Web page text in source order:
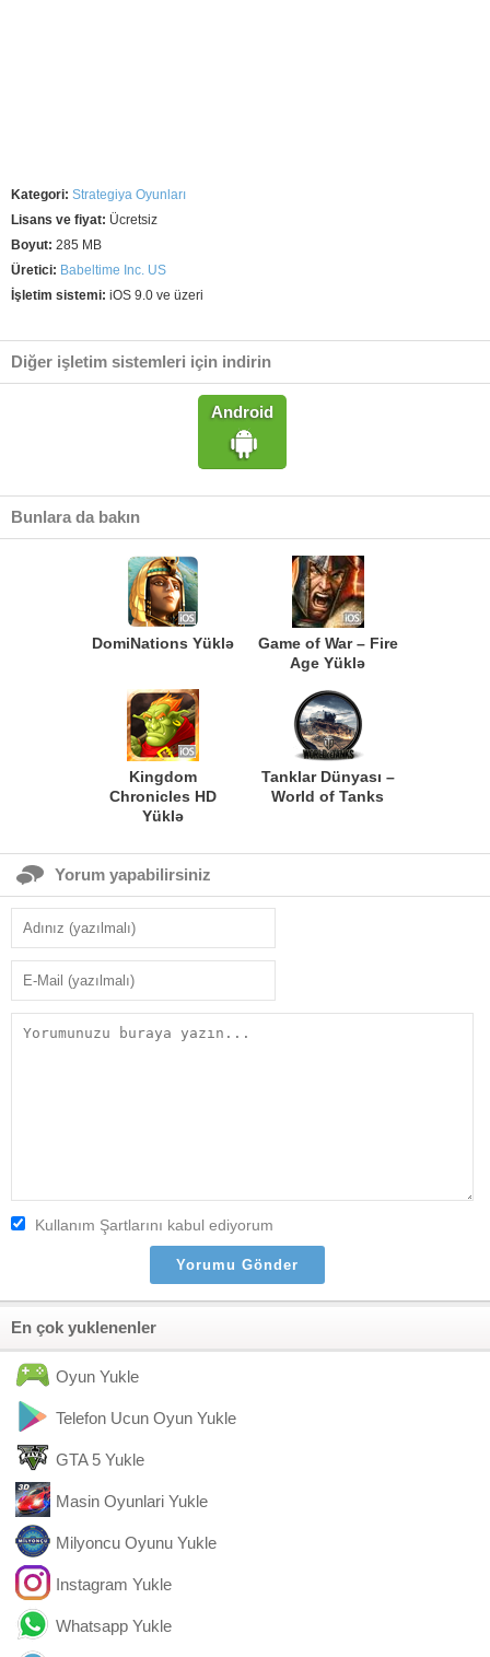
Kategori: Strategiya Oyunları
Lisans ve fiyat: Ücretsiz
Boyut: 285 MB
Üretici: Babeltime Inc. US
İşletim sistemi: iOS 9.0 ve üzeri
Diğer işletim sistemleri için indirin
Android
Bunlara da bakın
DomiNations Yüklə
Game of War – Fire
Age Yüklə
Kingdom
Chronicles HD
Yüklə
Tanklar Dünyası –
World of Tanks
Yorum yapabilirsiniz
Kullanım Şartlarını kabul ediyorum
En çok yuklenenler
Oyun Yukle
Telefon Ucun Oyun Yukle
GTA 5 Yukle
Masin Oyunlari Yukle
Milyoncu Oyunu Yukle
Instagram Yukle
Whatsapp Yukle